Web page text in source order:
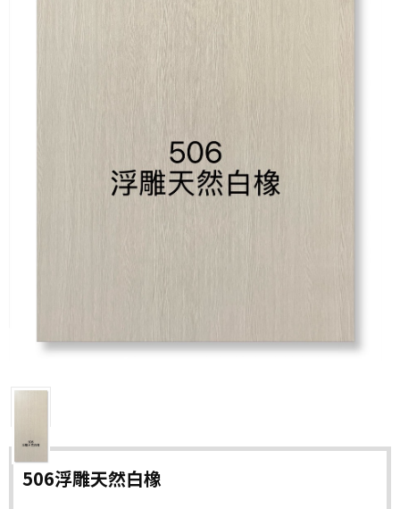
506浮雕天然白橡